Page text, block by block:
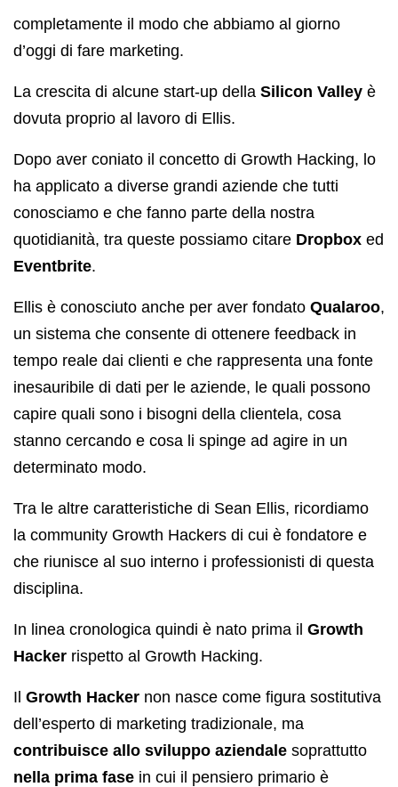
completamente il modo che abbiamo al giorno
d’oggi di fare marketing.
La crescita di alcune start-up della Silicon Valley è
dovuta proprio al lavoro di Ellis.
Dopo aver coniato il concetto di Growth Hacking, lo
ha applicato a diverse grandi aziende che tutti
conosciamo e che fanno parte della nostra
quotidianità, tra queste possiamo citare Dropbox ed
Eventbrite.
Ellis è conosciuto anche per aver fondato Qualaroo,
un sistema che consente di ottenere feedback in
tempo reale dai clienti e che rappresenta una fonte
inesauribile di dati per le aziende, le quali possono
capire quali sono i bisogni della clientela, cosa
stanno cercando e cosa li spinge ad agire in un
determinato modo.
Tra le altre caratteristiche di Sean Ellis, ricordiamo
la community Growth Hackers di cui è fondatore e
che riunisce al suo interno i professionisti di questa
disciplina.
In linea cronologica quindi è nato prima il Growth
Hacker rispetto al Growth Hacking.
Il Growth Hacker non nasce come figura sostitutiva
dell’esperto di marketing tradizionale, ma
contribuisce allo sviluppo aziendale soprattutto
nella prima fase in cui il pensiero primario è